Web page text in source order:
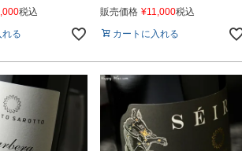
税込
れる
販売価格 ¥11,000税込
カートに入れる